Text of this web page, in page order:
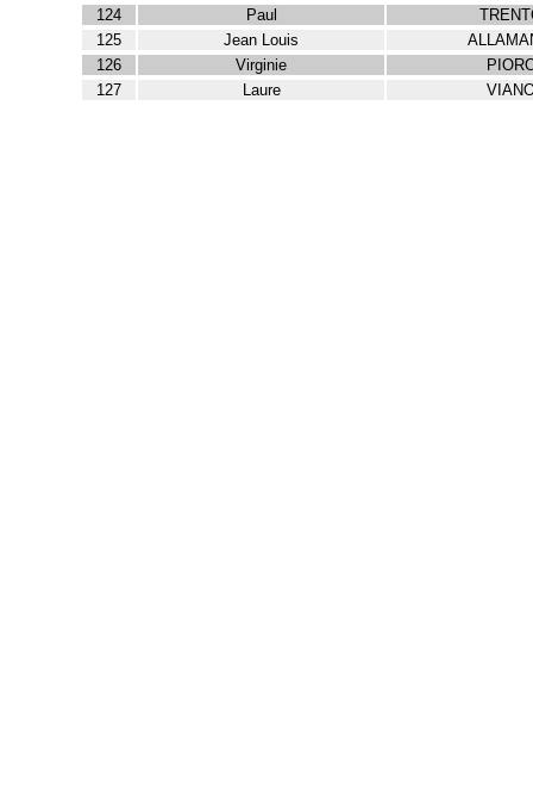
124 Paul
125
Jean Louis
126
Virginie
127
Laure